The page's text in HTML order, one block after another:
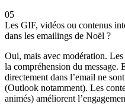
05
Les GIF, vidéos ou contenus
dans les emailings de Noël ?
Oui, mais avec modération.
la compréhension du message.
directement dans l’email ne
(Outlook notamment). Les
animés) améliorent